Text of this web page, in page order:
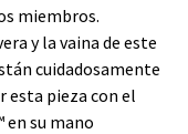
miembros.
y la vaina de este
cuidadosamente
esta pieza con el
en su mano